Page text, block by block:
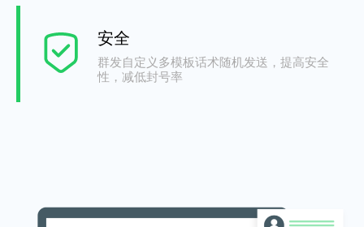
安全
群发自定义多模板话术随机发送，提高安全
性，减低封号率